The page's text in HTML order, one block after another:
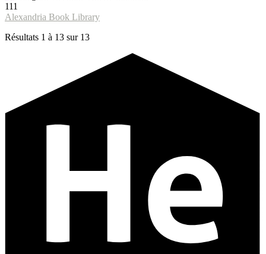
111
Alexandria Book Library
Résultats 1 à 13 sur 13